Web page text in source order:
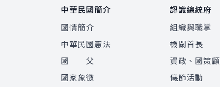
中華民國簡介
國情簡介
中華民國憲法
國 父
國家象徵
認識總統府
組織與職掌
機關首長
資政、國策
儀節活動